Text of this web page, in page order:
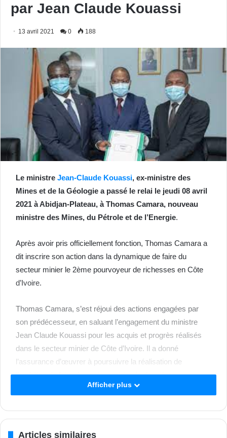
par Jean Claude Kouassi
13 avril 2021 0 188
Le ministre Jean-Claude Kouassi, ex-ministre des
Mines et de la Géologie a passé le relai le jeudi 08 avril
2021 à Abidjan-Plateau, à Thomas Camara, nouveau
ministre des Mines, du Pétrole et de l’Energie.
Après avoir pris officiellement fonction, Thomas Camara a
dit inscrire son action dans la dynamique de faire du
secteur minier le 2ème pourvoyeur de richesses en Côte
d’Ivoire.
Thomas Camara, s’est réjoui des actions engagées par
son prédécesseur, en saluant l’engagement du ministre
Jean Claude Kouassi pour les acquis et progrès réalisés
dans le secteur minier de Côte d’Ivoire. Il a donné
l’assurance d’œuvrer à poursuivre la réalisation de
l’ambition de faire du secteur minier, le deuxième
pourvoyeur de richesses Côte d’Ivoire. Pour ce faire, il a
Afficher plus
Articles similaires